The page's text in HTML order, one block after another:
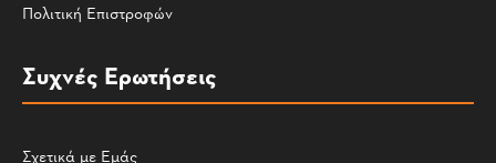
Πολιτική Επιστροφών
Συχνές Ερωτήσεις
Σχετικά με Εμάς